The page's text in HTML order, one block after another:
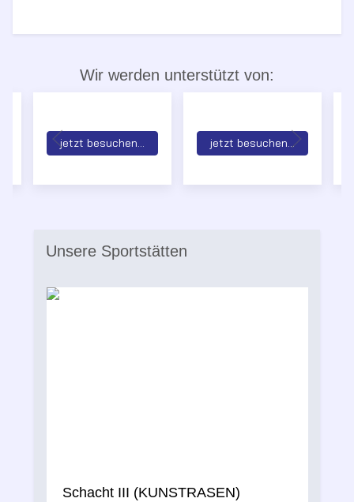
Wir werden unterstützt von:
jetzt besuchen... jetzt besuchen...
Unsere Sportstätten
Schacht III (KUNSTRASEN)